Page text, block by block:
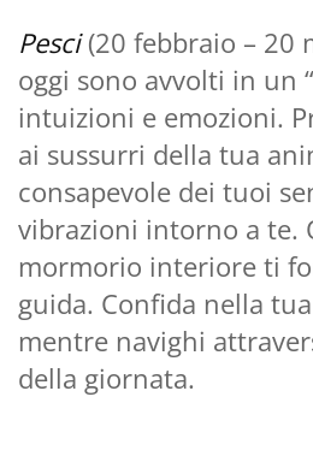
Pesci(20 febbraio – 20
oggi sono avvolti in un
intuizioni e emozioni.
ai sussurri della tua
consapevole dei tuoi
vibrazioni intorno a te.
mormorio interiore ti
guida. Confida nella
mentre navighi
della giornata.